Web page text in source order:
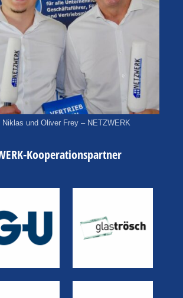
Niklas und Oliver Frey – NETZWERK
Kooperationspartner